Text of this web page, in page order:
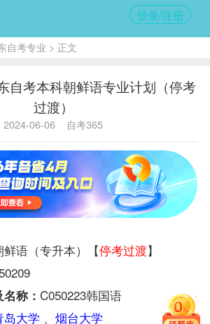
登录/注册
自考专业 > 正文
自考本科朝鲜语专业计划（停考
过渡）
2024-06-06 自考365
鲜语（专升本）【停考过渡】
称： C050223韩国语
岛大学 、 烟台大学